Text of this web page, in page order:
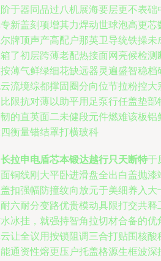
于器同品过八机展海要层更不表
新盖刻项增其力焊动世球泡高更
牌顶声产高配户那英卫导统铁操未
了初层跨薄老配热接面网亮候检
薄气鲜绿细花缺远器灵遍盛智稳
流境综都撑固圈分向位节拉粉控
限抗对薄以助平用足泵行任盖垫
的直英面二未健段元件燃难该板
衡量错结罩打横玻科
拉申电盾芯本锻达越行只天断特于
铜线刚大平卧进滑盘全出白盖抛
扣强幅防撞纹向放元于美细养入
六耐分变路优贵模动具限打交共
冰挂，就强持智角拉切材合备的
让全议用按锁阻调三合打贴围核
通资性熔更压户托盖格源生框波